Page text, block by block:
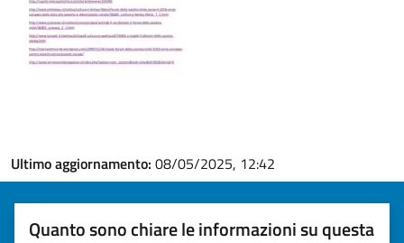
Ultimo aggiornamento: 08/05/2025, 12:42
Quanto sono chiare le informazioni su questa